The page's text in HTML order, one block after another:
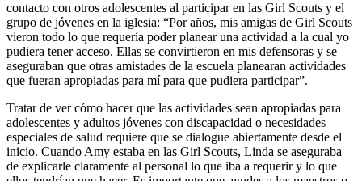
contacto con otros adolescentes al participar en las Girl Scouts y el
grupo de jóvenes en la iglesia: “Por años, mis amigas de Girl Scouts
vieron todo lo que requería poder planear una actividad a la cual yo
pudiera tener acceso. Ellas se convirtieron en mis defensoras y se
aseguraban que otras amistades de la escuela planearan actividades
que fueran apropiadas para mí para que pudiera participar”.
Tratar de ver cómo hacer que las actividades sean apropiadas para
adolescentes y adultos jóvenes con discapacidad o necesidades
especiales de salud requiere que se dialogue abiertamente desde el
inicio. Cuando Amy estaba en las Girl Scouts, Linda se aseguraba
de explicarle claramente al personal lo que iba a requerir y lo que